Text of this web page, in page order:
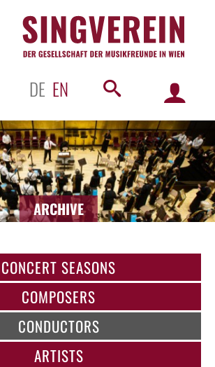
DE EN
ARCHIVE
CONCERT SEASONS
COMPOSERS
CONDUCTORS
ARTISTS